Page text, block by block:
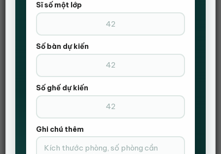
Ghế chân quỳ
ghế cá nhân ,ghế chân quỳ
Sĩ số một lớp
Số bàn dự kiến
Số ghế dự kiến
Ghi chú thêm